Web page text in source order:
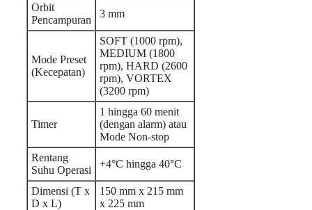
Orbit
Pencampuran
3 mm
Mode Preset
(Kecepatan)
SOFT (1000 rpm),
MEDIUM (1800
rpm), HARD (2600
rpm), VORTEX
(3200 rpm)
Timer
1 hingga 60 menit
(dengan alarm) atau
Mode Non-stop
Rentang
Suhu Operasi
+4°C hingga 40°C
Dimensi (T x
D x L)
150 mm x 215 mm
x 225 mm